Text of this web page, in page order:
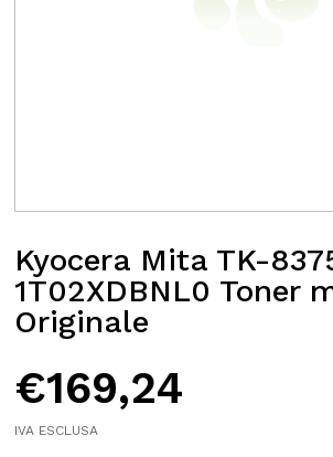
Kyocera Mita TK-
1T02XDBNL0 Toner
Originale
€169,24
IVA ESCLUSA